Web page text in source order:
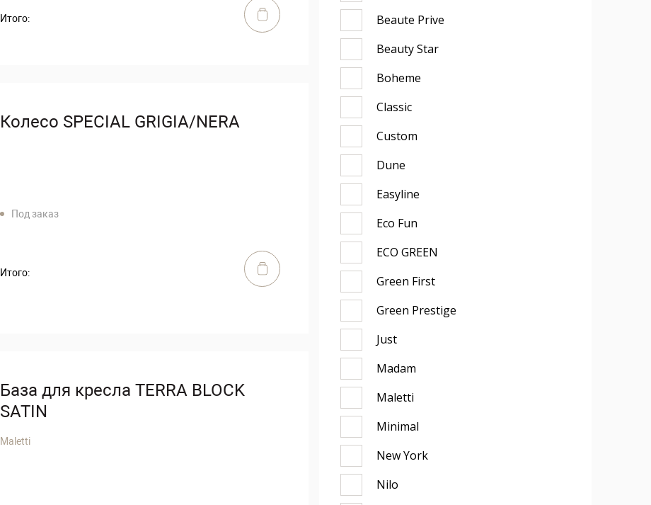
Итого:
Колесо SPECIAL GRIGIA/NERA
Под заказ
Итого:
База для кресла TERRA BLOCK
SATIN
Maletti
Beaute Prive
Beauty Star
Boheme
Classic
Custom
Dune
Easyline
Eco Fun
ECO GREEN
Green First
Green Prestige
Just
Madam
Maletti
Minimal
New York
Nilo